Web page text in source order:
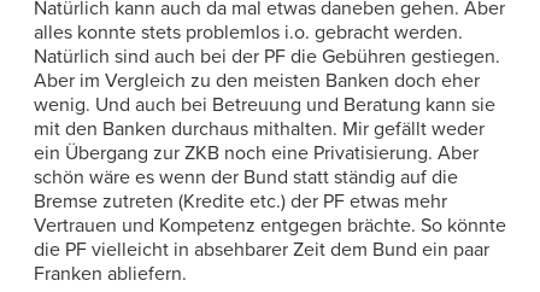
Natürlich kann auch da mal etwas daneben gehen. Aber
alles konnte stets problemlos i.o. gebracht werden.
Natürlich sind auch bei der PF die Gebühren gestiegen.
Aber im Vergleich zu den meisten Banken doch eher
wenig. Und auch bei Betreuung und Beratung kann sie
mit den Banken durchaus mithalten. Mir gefällt weder
ein Übergang zur ZKB noch eine Privatisierung. Aber
schön wäre es wenn der Bund statt ständig auf die
Bremse zutreten (Kredite etc.) der PF etwas mehr
Vertrauen und Kompetenz entgegen brächte. So könnte
die PF vielleicht in absehbarer Zeit dem Bund ein paar
Franken abliefern.